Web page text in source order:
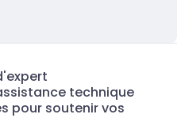
technique
pour soutenir vos